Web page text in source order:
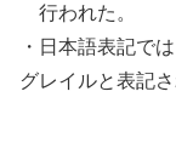
行われた。
・日本語表記で
グレイルと表記